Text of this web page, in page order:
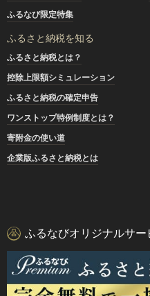
ふるなび限定特集
ふるさと納税を知る
ふるさと納税とは？
控除上限額シミュレーション
ふるさと納税の確定申告
ワンストップ特例制度とは？
寄附金の使い道
企業版ふるさと納税とは
ふるなびオリジナルサー